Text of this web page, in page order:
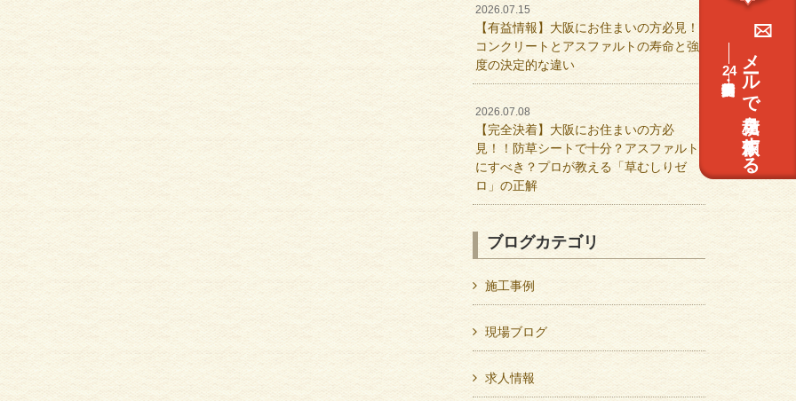
メールで見積を依頼する
24
2026.07.15
【有益情報】大阪にお住まいの方必見！
コンクリートとアスファルトの寿命と強
度の決定的な違い
2026.07.08
【完全決着】大阪にお住まいの方必
見！！防草シートで十分？アスファルト
にすべき？プロが教える「草むしりゼ
ロ」の正解
ブログカテゴリ
施工事例
現場ブログ
求人情報